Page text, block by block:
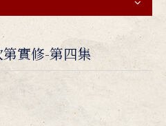
實修-第四集